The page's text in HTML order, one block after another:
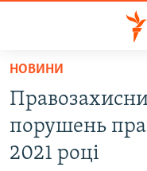
Перейти
основного
матеріалу
Перейти
до
ВОДА.КРИМ
ВІДЕО ТА ФОТО
НОВИНИ
порушень
2021 році